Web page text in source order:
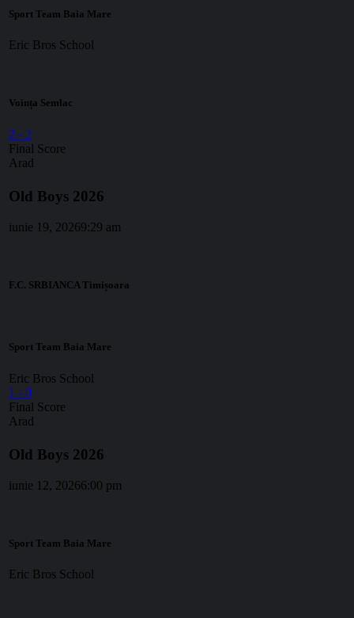
Sport Team Baia Mare
Eric Bros School
Voința Semlac
2 - 2
Final Score
Arad
Old Boys 2026
iunie 19, 20269:29 am
F.C. SRBIANCA Timișoara
Sport Team Baia Mare
Eric Bros School
1 - 0
Final Score
Arad
Old Boys 2026
iunie 12, 20266:00 pm
Sport Team Baia Mare
Eric Bros School